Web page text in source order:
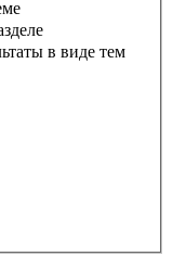
в виде тем